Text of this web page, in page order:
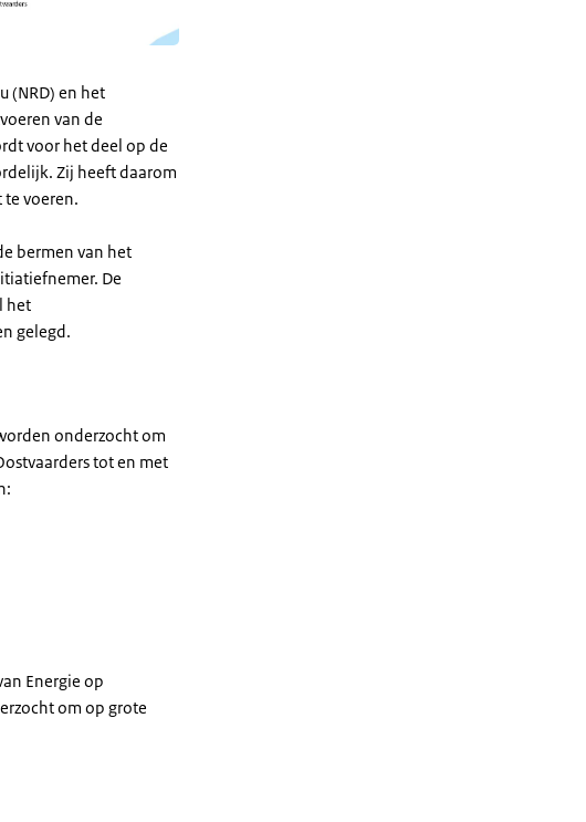
(NRD) en het
van de
voor het deel op de
Zij heeft daarom
te voeren.
bermen van het
De
het
gelegd.
onderzocht om
tot en met
Energie op
om op grote